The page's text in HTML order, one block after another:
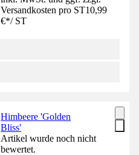
Versandkosten pro ST10,99
€*/ ST
Himbeere 'Golden
Bliss'
Artikel wurde noch nicht
bewertet.